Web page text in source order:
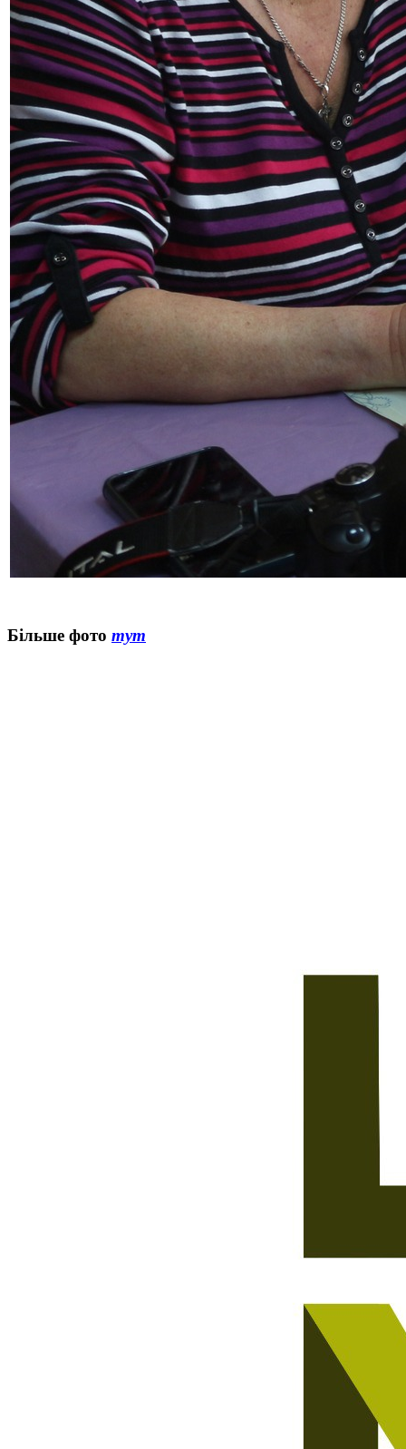
Більше фото тут